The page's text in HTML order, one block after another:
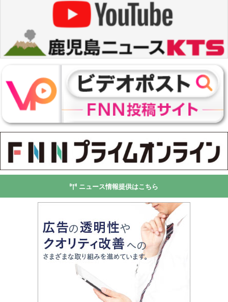
ニュース情報提供はこちら